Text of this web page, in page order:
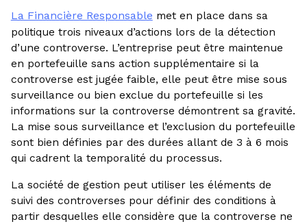
La Financière Responsable met en place dans sa
politique trois niveaux d’actions lors de la détection
d’une controverse. L’entreprise peut être maintenue
en portefeuille sans action supplémentaire si la
controverse est jugée faible, elle peut être mise sous
surveillance ou bien exclue du portefeuille si les
informations sur la controverse démontrent sa gravité.
La mise sous surveillance et l’exclusion du portefeuille
sont bien définies par des durées allant de 3 à 6 mois
qui cadrent la temporalité du processus.
La société de gestion peut utiliser les éléments de
suivi des controverses pour définir des conditions à
partir desquelles elle considère que la controverse ne